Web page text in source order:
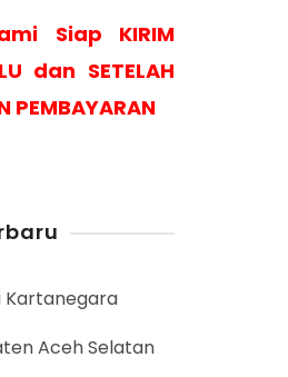
Siap KIRIM
dan SETELAH
PEMBAYARAN
Kartanegara
Aceh Selatan